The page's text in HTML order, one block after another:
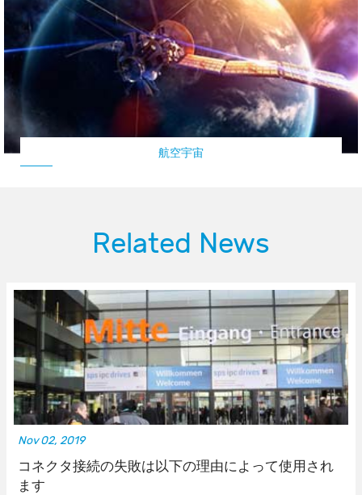
航空宇宙
Related News
Nov 02, 2019
コネクタ接続の失敗は以下の理由によって使用され
ます